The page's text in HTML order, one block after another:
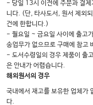
- 당일 13시 이전에 주문과 결
니다. (단, 타사도서, 원서 제외
건에 한합니다.)
- 월요일 ~ 금요일 사이에 출고
송업무가 없으므로 구매에 참고
- 도서수령일의 경우 제품이 출
은 안내가 어렵습니다.
해외원서의 경우
국내에서 재고를 보유한 업체가
다.